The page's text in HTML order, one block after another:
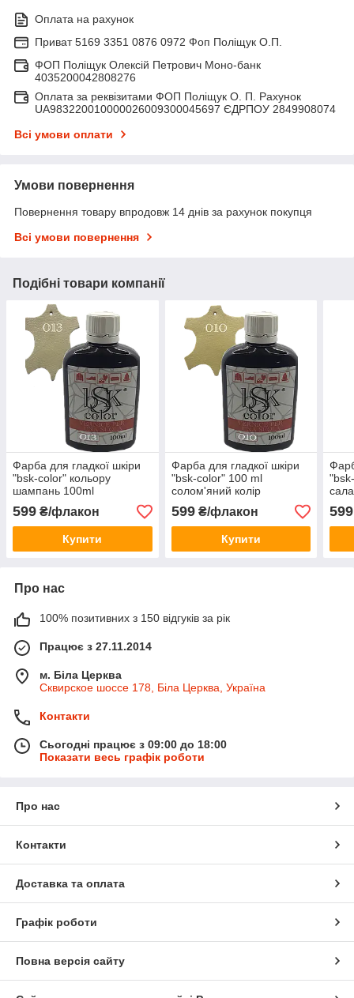
Оплата на рахунок
Приват 5169 3351 0876 0972 Фоп Поліщук О.П.
ФОП Поліщук Олексій Петрович Моно-банк
4035200042808276
Оплата за реквізитами ФОП Поліщук О. П. Рахунок
UA983220010000026009300045697 ЄДРПОУ 2849908074
Всі умови оплати
Умови повернення
Повернення товару впродовж 14 днів за рахунок покупця
Всі умови повернення
Подібні товари компанії
Фарба для гладкої шкіри
"bsk-color" кольору
шампань 100ml
599 ₴/флакон
Купити
Фарба для гладкої шкіри
"bsk-color" 100 ml
солом'яний колір
599₴/флакон
Купити
599
Про нас
100% позитивних з 150 відгуків за рік
Працює з 27.11.2014
м. Біла Церква
Сквирское шоссе 178, Біла Церква, Україна
Контакти
Сьогодні працює з 09:00 до 18:00
Показати весь графік роботи
Про нас
Контакти
Доставка та оплата
Графік роботи
Повна версія сайту